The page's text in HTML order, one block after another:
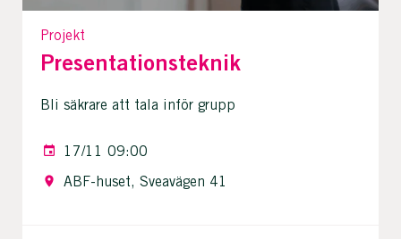
Projekt
Presentationsteknik
Bli säkrare att tala inför grupp
17/11 09:00
ABF-huset, Sveavägen 41